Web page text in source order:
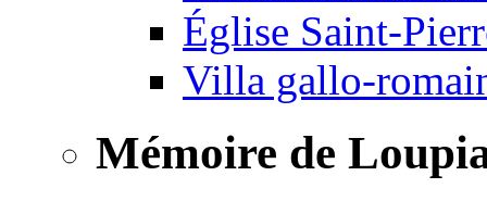
Église Saint-
Villa gallo-
Mémoire de